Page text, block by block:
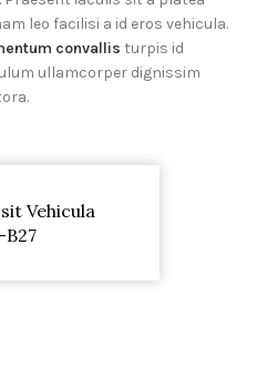
leo facilisi a id eros vehicula.
convallis turpis id
ullamcorper dignissim
Vehicula
B27